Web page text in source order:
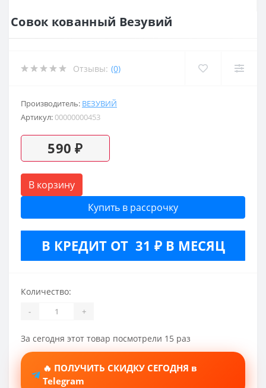
Совок кованный Везувий
Отзывы: (0)
Производитель: ВЕЗУВИЙ
Артикул:00000000453
590 ₽
В корзину
Купить в рассрочку
В КРЕДИТ ОТ 31 ₽ В МЕСЯЦ
Количество:
- +
За сегодня этот товар посмотрели 15 раз
🔥 ПОЛУЧИТЬ СКИДКУ СЕГОДНЯ в
Telegram